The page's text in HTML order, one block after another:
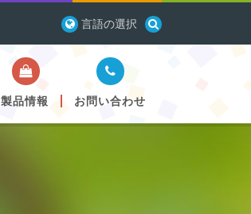
言語の選択
製品情報 お問い合わせ